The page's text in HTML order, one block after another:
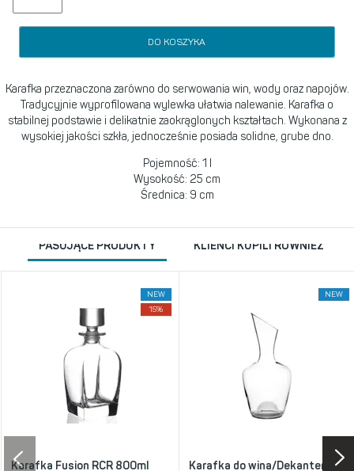
DO KOSZYKA
Karafka przeznaczona zarówno do serwowania win, wody oraz napojów.
Tradycyjnie wyprofilowana wylewka ułatwia nalewanie. Karafka o
stabilnej podstawie i delikatnie zaokrąglonych kształtach. Wykonana z
wysokiej jakości szkła, jednocześnie posiada solidne, grube dno.
Pojemność: 1 l
Wysokość: 25 cm
Średnica: 9 cm
PASUJĄCE PRODUKTY KLIENCI KUPILI RÓWNIEŻ
NEW
15%
Karafka Fusion RCR 800ml
NEW
Karafka do wina/Dekanter